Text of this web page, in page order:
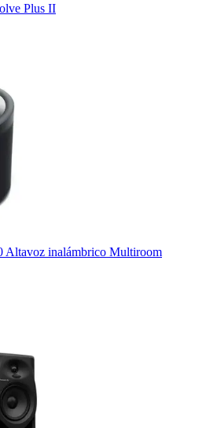
Plus II
Altavoz inalámbrico Multiroom